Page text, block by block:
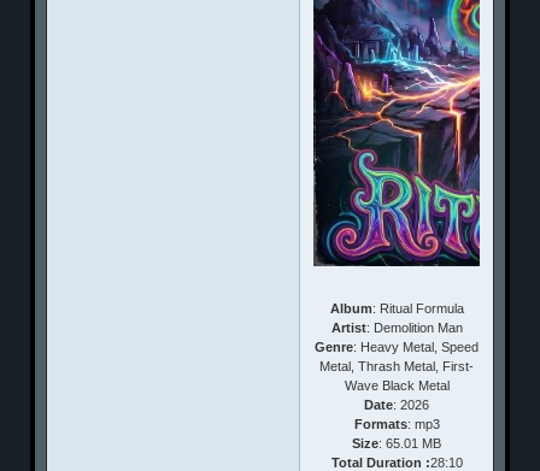
Album: Ritual Formula
Artist: Demolition Man
Genre: Heavy Metal, Speed
Metal, Thrash Metal, First-
Wave Black Metal
Date: 2026
Formats: mp3
Size: 65.01 MB
Total Duration :28:10